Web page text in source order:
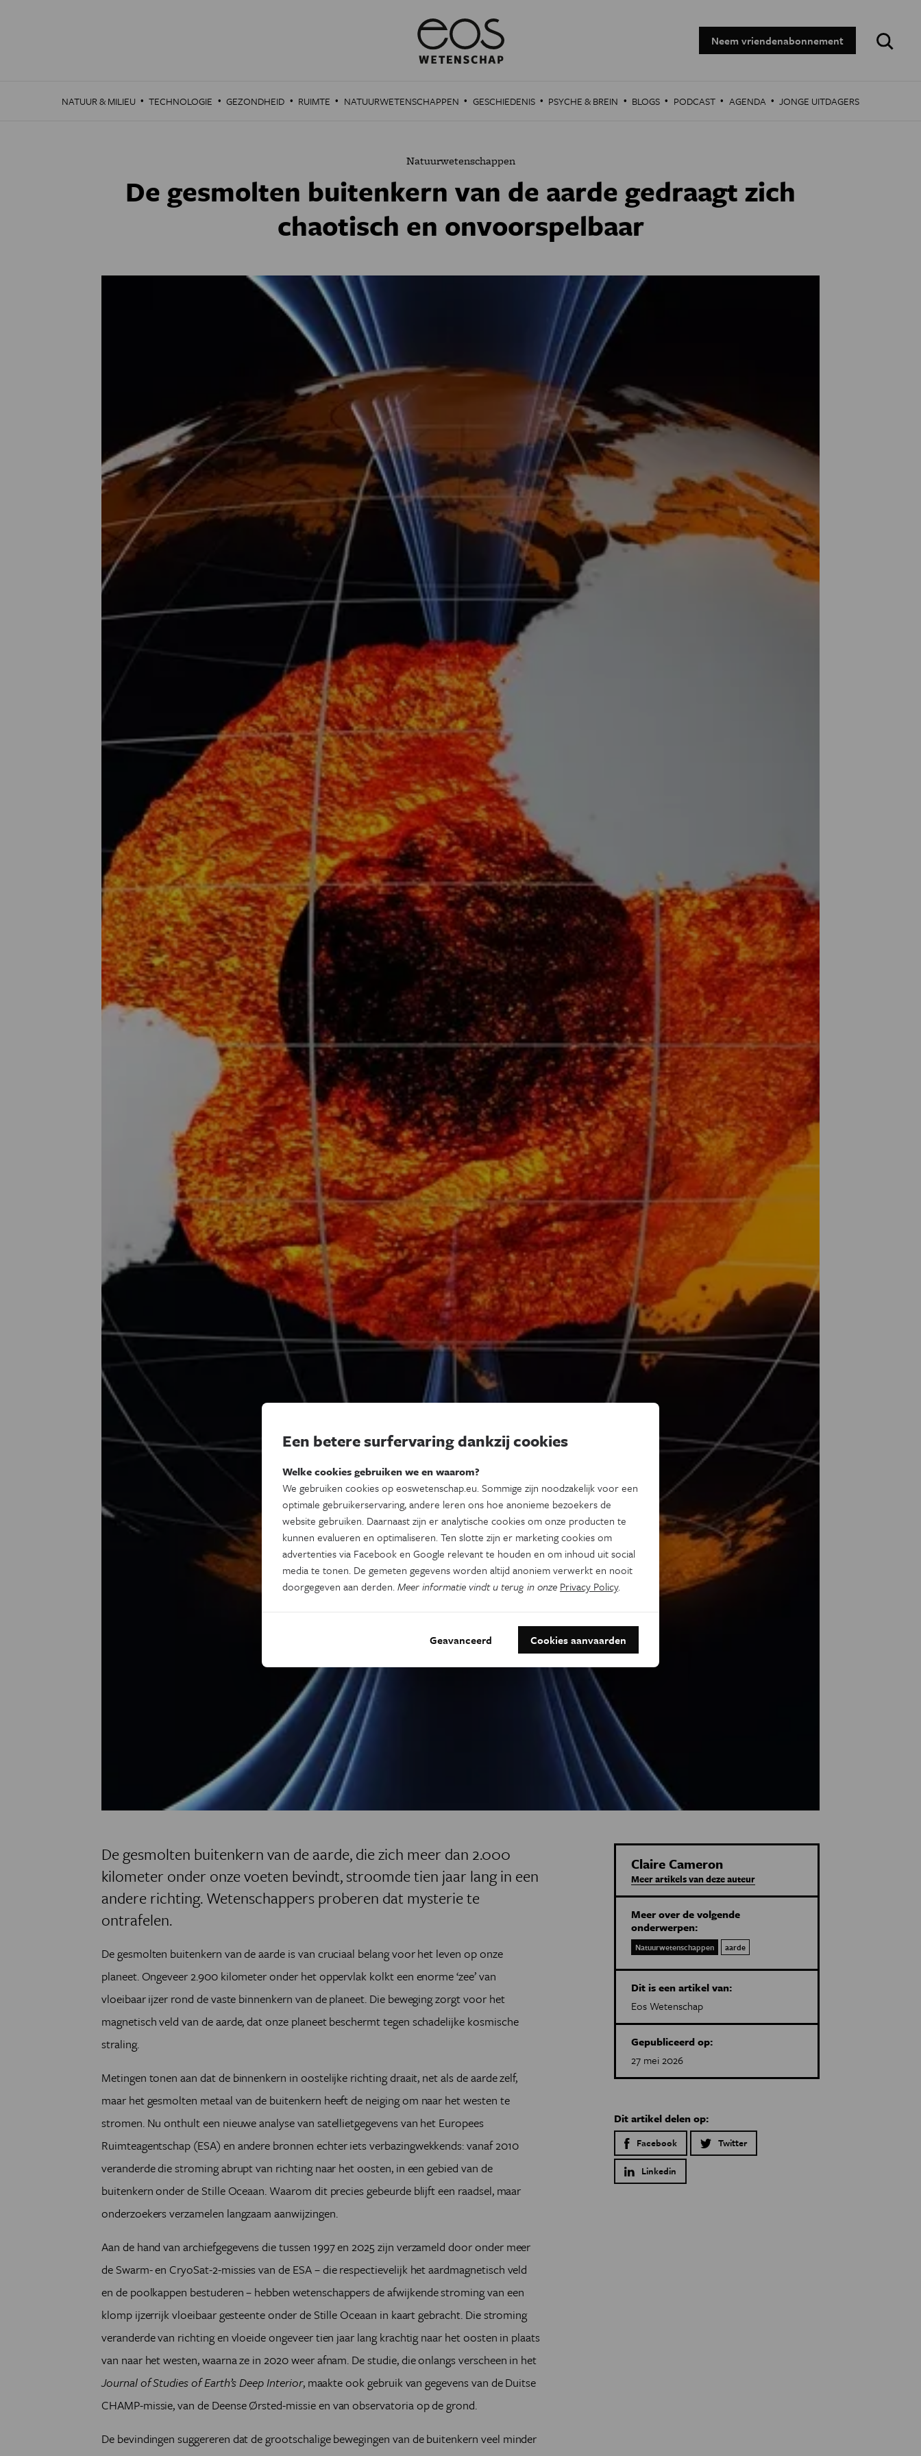
Neem vriendenabonnement
Zoeken:
NATUUR & MILIEU · TECHNOLOGIE · GEZONDHEID · RUIMTE · NATUURWETENSCHAPPEN · GESCHIEDENIS · PSYCHE & BREIN · BLOGS · PODCAST · AGENDA · JONGE UITDAGERS
Natuurwetenschappen
De gesmolten buitenkern van de aarde gedraagt zich
chaotisch en onvoorspelbaar
De gesmolten buitenkern van de aarde, die zich meer dan 2.000
kilometer onder onze voeten bevindt, stroomde tien jaar lang in een
andere richting. Wetenschappers proberen dat mysterie te
ontrafelen.
De gesmolten buitenkern van de aarde is van cruciaal belang voor het leven op onze
planeet. Ongeveer 2.900 kilometer onder het oppervlak kolkt een enorme ‘zee’ van
vloeibaar ijzer rond de vaste binnenkern van de planeet. Die beweging zorgt voor het
magnetisch veld van de aarde, dat onze planeet beschermt tegen schadelijke kosmische
straling.
Metingen tonen aan dat de binnenkern in oostelijke richting draait, net als de aarde zelf,
maar het gesmolten metaal van de buitenkern heeft de neiging om naar het westen te
stromen. Nu onthult een nieuwe analyse van satellietgegevens van het Europees
Ruimteagentschap (ESA) en andere bronnen echter iets verbazingwekkends: vanaf 2010
veranderde die stroming abrupt van richting naar het oosten, in een gebied van de
buitenkern onder de Stille Oceaan. Waarom dit precies gebeurde blijft een raadsel, maar
onderzoekers verzamelen langzaam aanwijzingen.
Aan de hand van archiefgegevens die tussen 1997 en 2025 zijn verzameld door onder meer
de Swarm- en CryoSat-2-missies van de ESA – die respectievelijk het aardmagnetisch veld
en de poolkappen bestuderen – hebben wetenschappers de afwijkende stroming van een
klomp ijzerrijk vloeibaar gesteente onder de Stille Oceaan in kaart gebracht. Die stroming
veranderde van richting en vloeide ongeveer tien jaar lang krachtig naar het oosten in plaats
van naar het westen, waarna ze in 2020 weer afnam. De studie, die onlangs verscheen in het
Journal of Studies of Earth’s Deep Interior, maakte ook gebruik van gegevens van de Duitse
CHAMP-missie, van de Deense Ørsted-missie en van observatoria op de grond.
De bevindingen suggereren dat de grootschalige bewegingen van de buitenkern veel minder
Claire Cameron
Meer artikels van deze auteur
Meer over de volgende
onderwerpen:
Natuurwetenschappen aarde
Dit is een artikel van:
Eos Wetenschap
Gepubliceerd op:
27 mei 2026
Dit artikel delen op:
Facebook Twitter
Linkedin
Een betere surfervaring dankzij cookies
Welke cookies gebruiken we en waarom?
We gebruiken cookies op eoswetenschap.eu. Sommige zijn noodzakelijk voor een
optimale gebruikerservaring, andere leren ons hoe anonieme bezoekers de
website gebruiken. Daarnaast zijn er analytische cookies om onze producten te
kunnen evalueren en optimaliseren. Ten slotte zijn er marketing cookies om
advertenties via Facebook en Google relevant te houden en om inhoud uit social
media te tonen. De gemeten gegevens worden altijd anoniem verwerkt en nooit
doorgegeven aan derden.Meer informatie vindt u terug in onze Privacy Policy.
Geavanceerd Cookies aanvaarden